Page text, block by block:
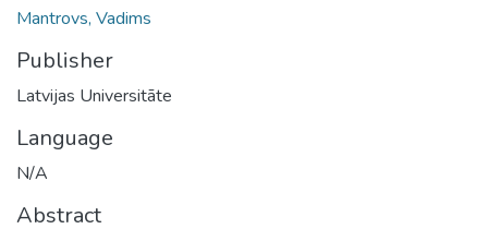
Mantrovs, Vadims
Publisher
Latvijas Universitāte
Language
N/A
Abstract